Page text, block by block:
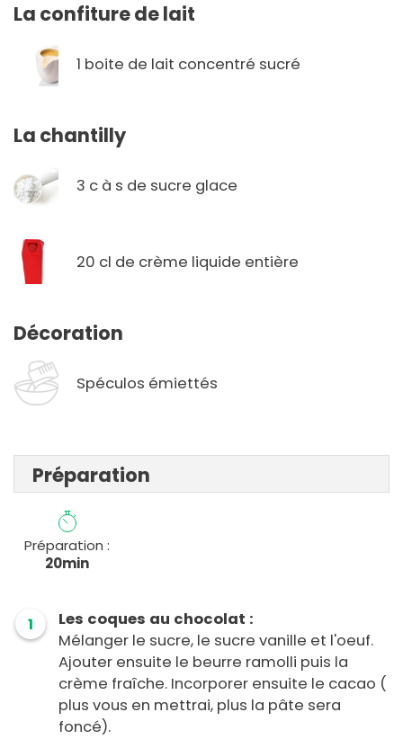
La confiture de lait
1 boite de lait concentré sucré
La chantilly
3 c à s de sucre glace
20 cl de crème liquide entière
Décoration
Spéculos émiettés
Préparation
Préparation :
20min
1
Les coques au chocolat :
Mélanger le sucre, le sucre vanille et l'oeuf.
Ajouter ensuite le beurre ramolli puis la
crème fraîche. Incorporer ensuite le cacao (
plus vous en mettrai, plus la pâte sera
foncé).